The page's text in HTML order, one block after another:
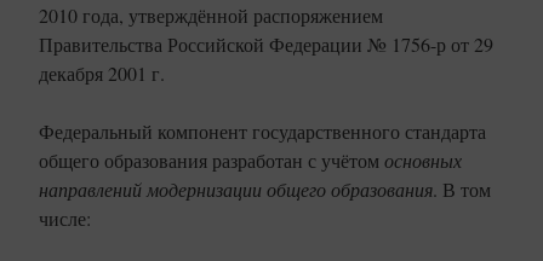
2010 года, утверждённой распоряжением
Правительства Российской Федерации № 1756-р от 29
декабря 2001 г.
Федеральный компонент государственного стандарта
общего образования разработан с учётом основных
направлений модернизации общего образования. В том
числе: